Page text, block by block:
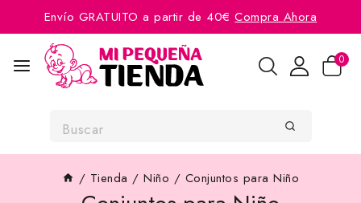
Envío GRATUITO a partir de 40€Compra Ahora
0
/ Tienda / Niño / Conjuntos para Niño